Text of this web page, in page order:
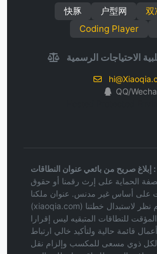
快豚 户型网 双
Coding Player
الاحتياجات الرسمية
QQ/
إبلاغ صريح من بائعي عنوان النطاقات :
الحماية على إرث رقمنا أو حقوق
على أساس غير مدنس. عنوان ملكنا
(xiaoqia.com) معروض للتو للعموم نظر لاستبدال خطتنا
المؤقت للنطاقات المتبقيه ليس إقرارا
قائمة حالية ولتأكيد خالي ارتباط
ذوي مسعى للمكسب وإلزام نقل